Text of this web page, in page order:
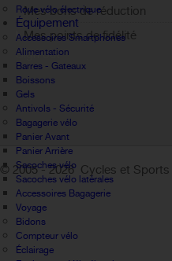
Roue vélo électrique
Équipement
Accessoires Smartphones
Alimentation
Barres - Gateaux
Boissons
Gels
Antivols - Sécurité
Bagagerie vélo
Panier Avant
Panier Arrière
Sacoches vélo
Sacoches vélo latérales
Accessoires Bagagerie
Voyage
Bidons
Compteur vélo
Éclairage
Mes bons de réduction
Mes points de fidélité
Sign out
© 2005 -2026 Cycles et Sports |